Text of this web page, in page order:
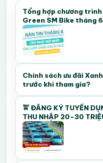
Tổng hợp chương
Green SM Bike tháng
Chính sách ưu đãi
trước khi tham gia?
🚖 ĐĂNG KÝ TUYỂN
THU NHẬP 20–30